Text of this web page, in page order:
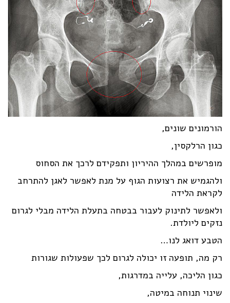
הורמונים שונים,
כגון הרלקסין,
מופרשים במהלך ההיריון ותפקידם לרכך את הסחוס
ולהגמיש את רצועות הגוף על מנת לאפשר לאגן להתרחב
לקראת הלידה
ולאפשר לתינוק לעבור בבטחה בתעלת הלידה מבלי לגרום
נזקים ליולדת.
הטבע דואג לנו…
רק מה, תופעה זו יכולה לגרום לכך שפעולות שגורות
כגון הליכה, עלייה במדרגות,
שינוי תנוחה במיטה,